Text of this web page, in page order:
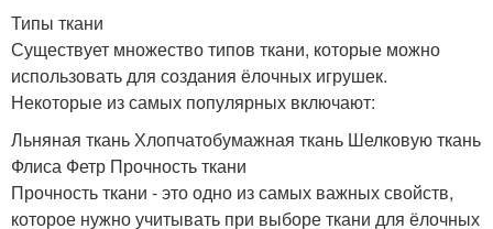
Типы ткани
Существует множество типов ткани, которые можно
использовать для создания ёлочных игрушек.
Некоторые из самых популярных включают:
Льняная ткань Хлопчатобумажная ткань Шелковую ткань
Флиса Фетр Прочность ткани
Прочность ткани - это одно из самых важных свойств,
которое нужно учитывать при выборе ткани для ёлочных